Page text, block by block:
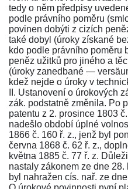
tedy o něm předpisy
podle právního poměru
povinen dobýti z cizích
také dobyl (úroky získané
kdo podle právního poměru
peněz užitků pro jiného a
(úroky zanedbané —
kdež nejde o úroky v
II. Ustanovení o úrokových
zák. podstatně změnila. Po
patentu z 2. prosince 1803
nadešlo období úplné
1866 č. 160 ř. z., jenž byl
června 1868 č. 62 ř. z.,
května 1885 č. 77 ř. z.
nastaly zákonem ze dne 28.
byl nahražen cís. nař. ze